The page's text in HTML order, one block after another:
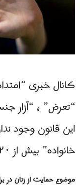
کانال خبری
“تعرض” ، “آزار
این قانون وجود
خانواده” بیش از ۲۰ بار استفاده شده است.
موضوع حمایت از زنان در برابر